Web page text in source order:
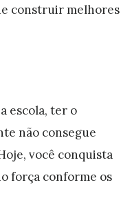
construir melhores
escola, ter o
não consegue
você conquista
força conforme os